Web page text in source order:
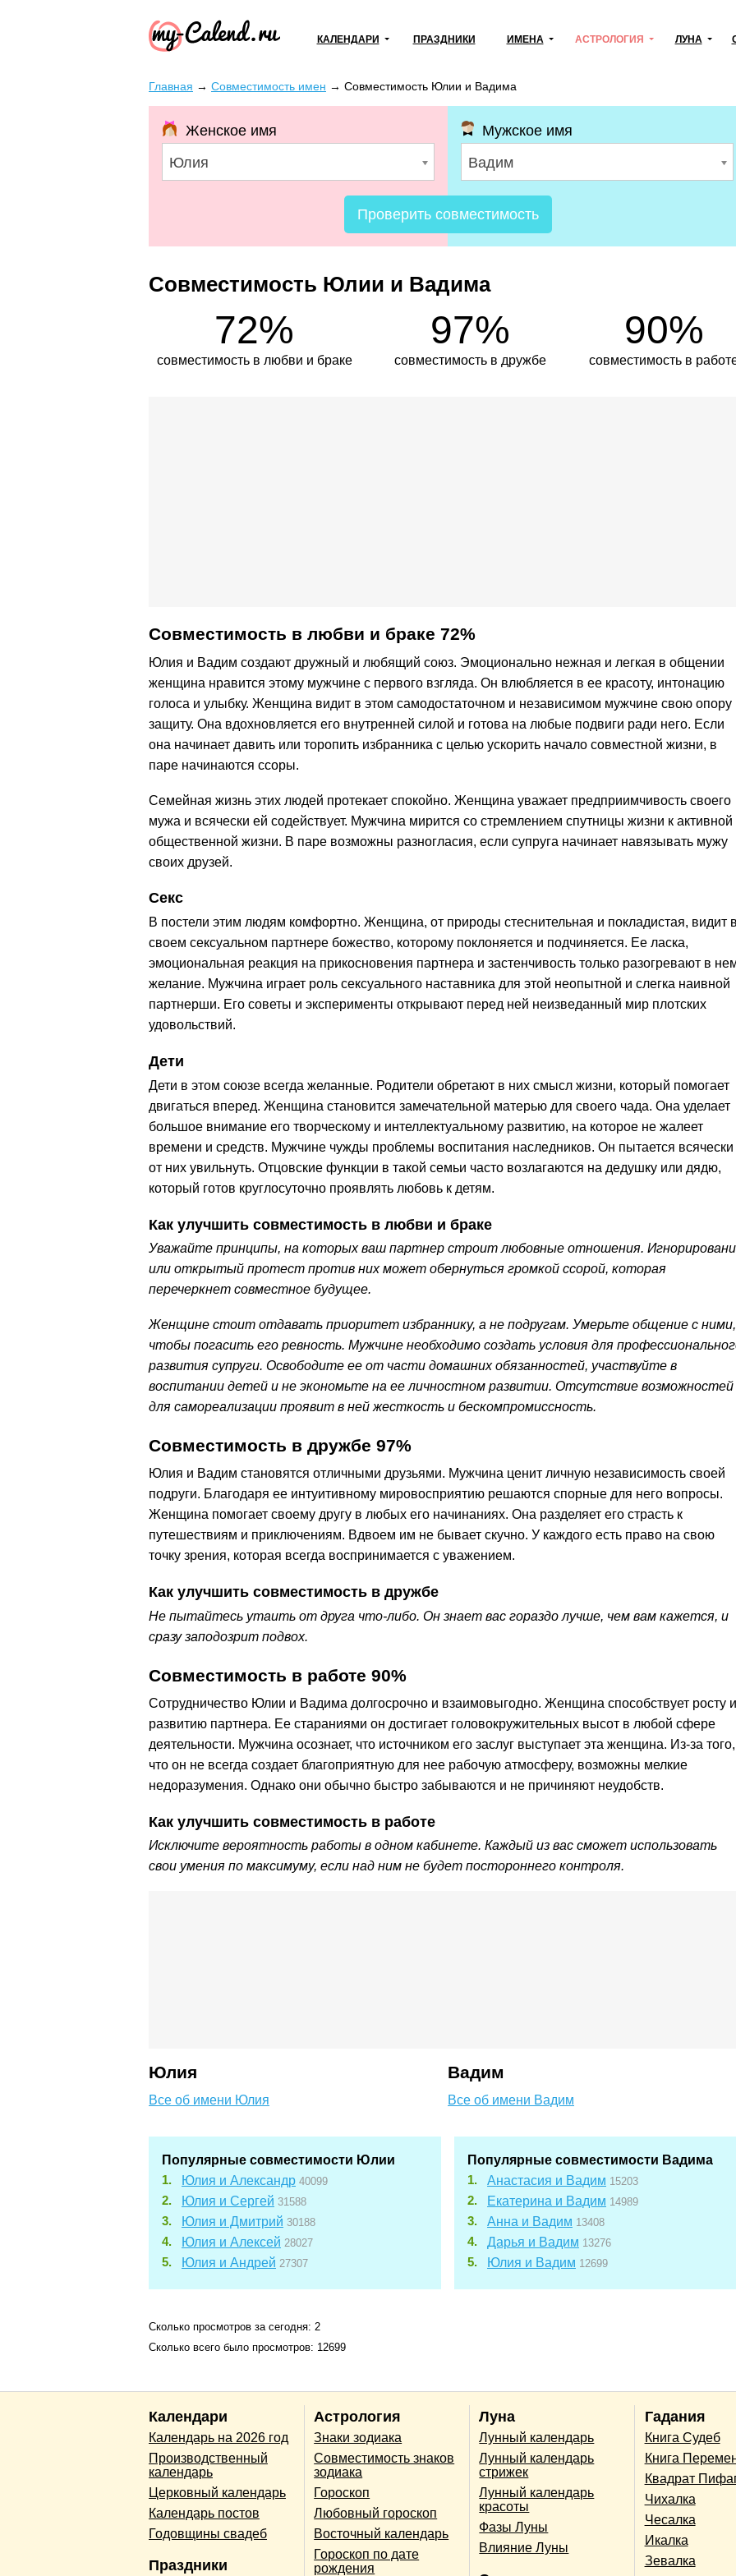
КАЛЕНДАРИ ПРАЗДНИКИ ИМЕНА АСТРОЛОГИЯ ЛУНА
Главная → Совместимость имен → Совместимость Юлии и Вадима
Женское имя
Юлия
Мужское имя
Вадим
Проверить совместимость
Совместимость Юлии и Вадима
72%
совместимость в любви и браке
97%
совместимость в дружбе
90%
совместимость в
Совместимость в любви и браке 72%
Юлия и Вадим создают дружный и любящий союз. Эмоционально нежная и легкая в общении
женщина нравится этому мужчине с первого взгляда. Он влюбляется в ее красоту, интонацию
голоса и улыбку. Женщина видит в этом самодостаточном и независимом мужчине свою опору
защиту. Она вдохновляется его внутренней силой и готова на любые подвиги ради него. Если
она начинает давить или торопить избранника с целью ускорить начало совместной жизни, в
паре начинаются ссоры.
Семейная жизнь этих людей протекает спокойно. Женщина уважает предприимчивость своего
мужа и всячески ей содействует. Мужчина мирится со стремлением спутницы жизни к активной
общественной жизни. В паре возможны разногласия, если супруга начинает навязывать мужу
своих друзей.
Секс
В постели этим людям комфортно. Женщина, от природы стеснительная и покладистая, видит
своем сексуальном партнере божество, которому поклоняется и подчиняется. Ее ласка,
эмоциональная реакция на прикосновения партнера и застенчивость только разогревают в
желание. Мужчина играет роль сексуального наставника для этой неопытной и слегка наивной
партнерши. Его советы и эксперименты открывают перед ней неизведанный мир плотских
удовольствий.
Дети
Дети в этом союзе всегда желанные. Родители обретают в них смысл жизни, который помогает
двигаться вперед. Женщина становится замечательной матерью для своего чада. Она уделает
большое внимание его творческому и интеллектуальному развитию, на которое не жалеет
времени и средств. Мужчине чужды проблемы воспитания наследников. Он пытается всячески
от них увильнуть. Отцовские функции в такой семьи часто возлагаются на дедушку или дядю,
который готов круглосуточно проявлять любовь к детям.
Как улучшить совместимость в любви и браке
Уважайте принципы, на которых ваш партнер строит любовные отношения.
или открытый протест против них может обернуться громкой ссорой, которая
перечеркнет совместное будущее.
Женщине стоит отдавать приоритет избраннику, а не подругам. Умерьте общение с ними,
чтобы погасить его ревность. Мужчине необходимо создать условия для
развития супруги. Освободите ее от части домашних обязанностей, участвуйте в
воспитании детей и не экономьте на ее личностном развитии. Отсутствие возможностей
для самореализации проявит в ней жесткость и бескомпромиссность.
Совместимость в дружбе 97%
Юлия и Вадим становятся отличными друзьями. Мужчина ценит личную независимость своей
подруги. Благодаря ее интуитивному мировосприятию решаются спорные для него вопросы.
Женщина помогает своему другу в любых его начинаниях. Она разделяет его страсть к
путешествиям и приключениям. Вдвоем им не бывает скучно. У каждого есть право на свою
точку зрения, которая всегда воспринимается с уважением.
Как улучшить совместимость в дружбе
Не пытайтесь утаить от друга что-либо. Он знает вас гораздо лучше, чем вам кажется, и
сразу заподозрит подвох.
Совместимость в работе 90%
Сотрудничество Юлии и Вадима долгосрочно и взаимовыгодно. Женщина способствует росту и
развитию партнера. Ее стараниями он достигает головокружительных высот в любой сфере
деятельности. Мужчина осознает, что источником его заслуг выступает эта женщина. Из-за того,
что он не всегда создает благоприятную для нее рабочую атмосферу, возможны мелкие
недоразумения. Однако они обычно быстро забываются и не причиняют неудобств.
Как улучшить совместимость в работе
Исключите вероятность работы в одном кабинете. Каждый из вас сможет использовать
свои умения по максимуму, если над ним не будет постороннего контроля.
Юлия
Все об имени Юлия
Вадим
Все об имени Вадим
Популярные совместимости Юлии
Юлия и Александр 40099
Юлия и Сергей 31588
Юлия и Дмитрий 30188
Юлия и Алексей 28027
Юлия и Андрей 27307
Популярные совместимости Вадима
Анастасия и Вадим 15203
Екатерина и Вадим 14989
Анна и Вадим 13408
Дарья и Вадим 13276
Юлия и Вадим 12699
Сколько просмотров за сегодня: 2
Сколько всего было просмотров: 12699
Календари
Календарь на 2026 год
Производственный
календарь
Церковный календарь
Календарь постов
Годовщины свадеб
Праздники
Астрология
Знаки зодиака
Совместимость знаков
зодиака
Гороскоп
Любовный гороскоп
Восточный календарь
Гороскоп по дате
рождения
Луна
Лунный календарь
Лунный календарь
стрижек
Лунный календарь
красоты
Фазы Луны
Влияние Луны
Гадания
Книга Судеб
Книга
Квадрат
Чихалка
Чесалка
Икалка
Зевалка